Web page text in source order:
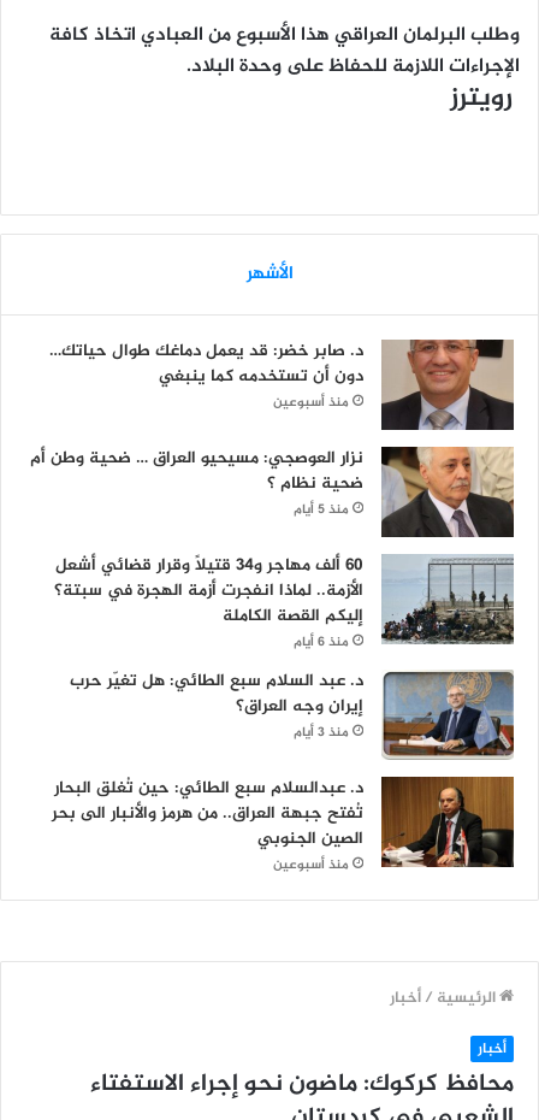
وطلب البرلمان العراقي هذا الأسبوع من العبادي اتخاذ كافة
الإجراءات اللازمة للحفاظ على وحدة البلاد.
رويترز
الأشهر
د. صابر خضر: قد يعمل دماغك طوال حياتك…
دون أن تستخدمه كما ينبغي
منذ أسبوعين
نزار العوصجي: مسيحيو العراق … ضحية وطن أم
ضحية نظام ؟
منذ 5 أيام
60 ألف مهاجر و34 قتيلاً وقرار قضائي أشعل
الأزمة.. لماذا انفجرت أزمة الهجرة في سبتة؟
إليكم القصة الكاملة
منذ 6 أيام
د. عبد السلام سبع الطائي: هل تغيّر حرب
إيران وجه العراق؟
منذ 3 أيام
د. عبدالسلام سبع الطائي: حين تُغلق البحار
تُفتح جبهة العراق.. من هرمز والأنبار الى بحر
الصين الجنوبي
منذ أسبوعين